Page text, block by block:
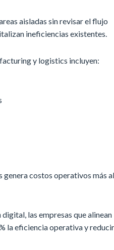
aisladas sin revisar el flujo
ineficiencias existentes.
y logistics incluyen:
genera costos operativos más
las empresas que alinean
la eficiencia operativa y